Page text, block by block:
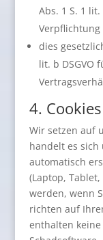
Abs. 1 S. 1 lit.
Verpflichtung
dies
lit. b DSGVO
4. Cookies
Wir setzen auf
handelt es sich
automatisch
(Laptop,
werden, wenn
richten auf
enthalten